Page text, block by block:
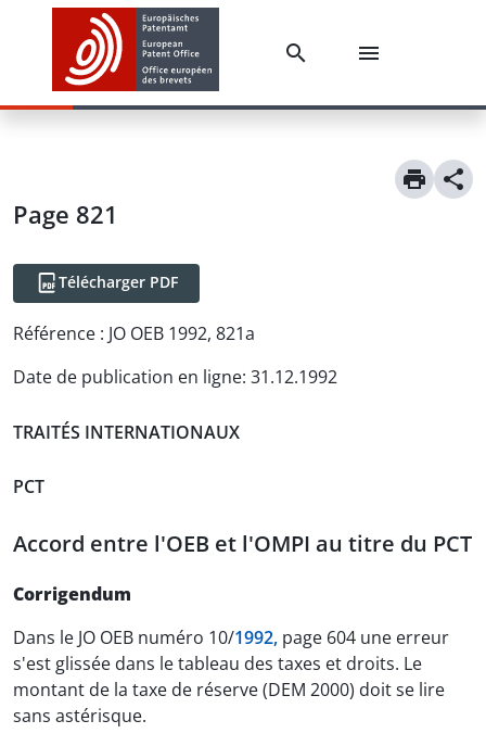
Page 821
Télécharger PDF
Référence : JO OEB 1992, 821a
Date de publication en ligne: 31.12.1992
TRAITÉS INTERNATIONAUX
PCT
Accord entre l'OEB et l'OMPI au titre du PCT
Corrigendum
Dans le JO OEB numéro 10/1992, page 604 une erreur
s'est glissée dans le tableau des taxes et droits. Le
montant de la taxe de réserve (DEM 2000) doit se lire
sans astérisque.